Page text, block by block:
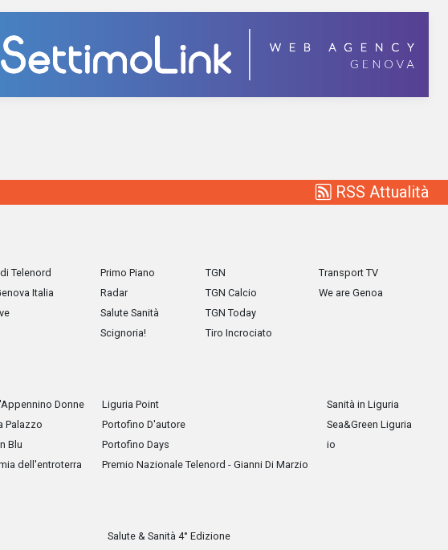
RSS Attualità
Telenord
Italia
Primo Piano
Radar
Salute Sanità
Scignoria!
TGN
TGN Calcio
TGN Today
Tiro Incrociato
Transport TV
We are Genoa
Donne
Palazzo
Blu
dell'entroterra
Liguria Point
Portofino D'autore
Portofino Days
Premio Nazionale Telenord - Gianni Di Marzio
Sanità in Liguria
Sea&Green Liguria
io
Salute & Sanità 4° Edizione